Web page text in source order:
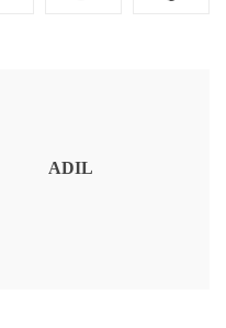
ADIL